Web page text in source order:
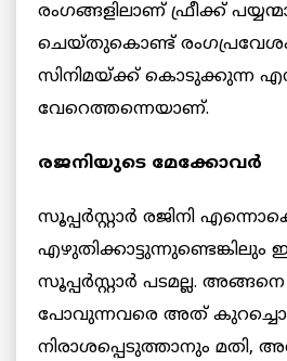
രംഗങ്ങളിലാണ് ഫ്രീക്ക്
ചെയ്തുകൊണ്ട്
സിനിമയ്ക്ക് കൊടുക്കുന്ന
വേറെത്തന്നെയാണ്.
രജനിയുടെ മേക്കോവർ
സൂപ്പർസ്റ്റാർ രജിനി
സൂപ്പർസ്റ്റാർ പടമല്ല. അങ്ങനെ
പോവുന്നവരെ അത്
നിരാശപ്പെടുത്താനും മതി,